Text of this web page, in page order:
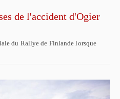
de l'accident d'Ogier
du Rallye de Finlande lorsque